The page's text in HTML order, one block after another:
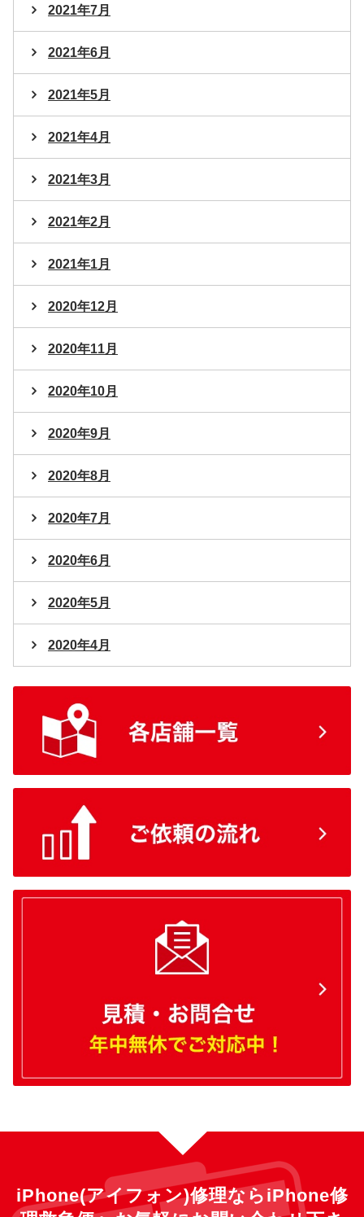
2021年7月
2021年6月
2021年5月
2021年4月
2021年3月
2021年2月
2021年1月
2020年12月
2020年11月
2020年10月
2020年9月
2020年8月
2020年7月
2020年6月
2020年5月
2020年4月
iPhone(アイフォン)修理ならiPhone修